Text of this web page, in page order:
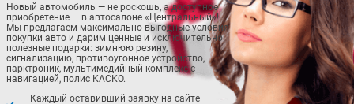
Новый автомобиль — не роскошь, а доступное
приобретение — в автосалоне «Центральный»!
Мы предлагаем максимально выгодные условия
покупки авто и дарим ценные и исключительно
полезные подарки: зимнюю резину,
сигнализацию, противоугонное устройство,
парктроник, мультимедийный комплекс с
навигацией, полис КАСКО.
Каждый оставивший заявку на сайте